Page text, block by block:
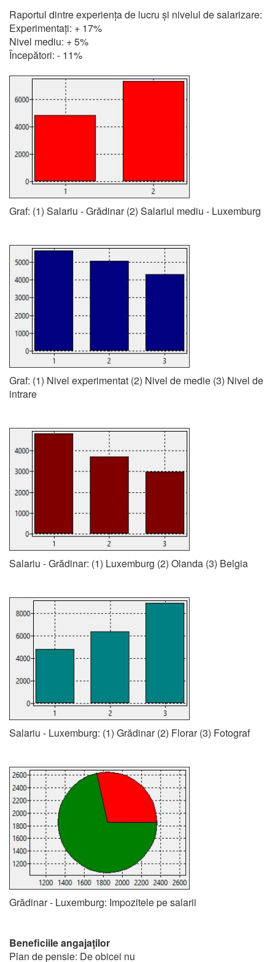
Raportul dintre experiența de lucru și nivelul de salarizare:
Experimentați: + 17%
Nivel mediu: + 5%
Începători: - 11%
Graf: (1) Salariu - Grădinar (2) Salariul mediu - Luxemburg
Graf: (1) Nivel experimentat (2) Nivel de medie (3) Nivel de
intrare
Salariu - Grădinar: (1) Luxemburg (2) Olanda (3) Belgia
Salariu - Luxemburg: (1) Grădinar (2) Florar (3) Fotograf
Grădinar - Luxemburg: Impozitele pe salarii
Beneficiile angajaţilor
Plan de pensie: De obicei nu